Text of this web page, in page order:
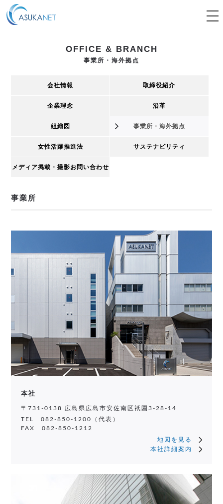
OFFICE & BRANCH
事業所・海外拠点
会社情報 取締役紹介
企業理念 沿革
組織図 事業所・海外拠点
女性活躍推進法 サステナビリティ
メディア掲載・撮影お問い合わせ
事業所
本社
〒731-0138 広島県広島市安佐南区祇園3-28-14
TEL 082-850-1200（代表）
FAX 082-850-1212
地図を見る
本社詳細案内